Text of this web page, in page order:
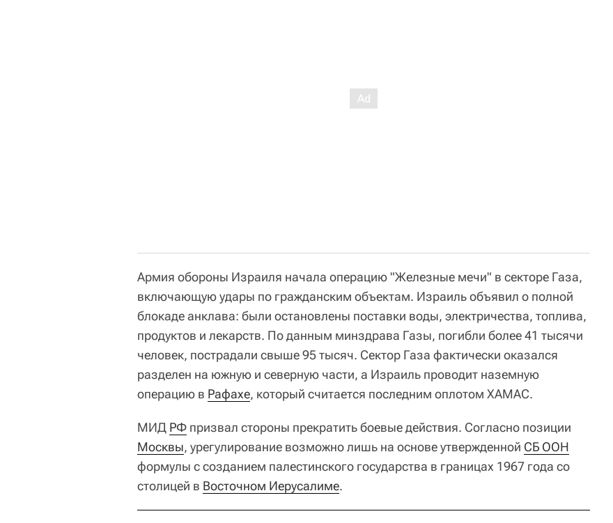
Армия обороны Израиля начала операцию "Железные мечи" в секторе Газа,
включающую удары по гражданским объектам. Израиль объявил о полной
блокаде анклава: были остановлены поставки воды, электричества, топлива,
продуктов и лекарств. По данным минздрава Газы, погибли более 41 тысячи
человек, пострадали свыше 95 тысяч. Сектор Газа фактически оказался
разделен на южную и северную части, а Израиль проводит наземную
операцию в Рафахе, который считается последним оплотом ХАМАС.
МИД РФ призвал стороны прекратить боевые действия. Согласно позиции
Москвы, урегулирование возможно лишь на основе утвержденной СБ ООН
формулы с созданием палестинского государства в границах 1967 года со
столицей в Восточном Иерусалиме.